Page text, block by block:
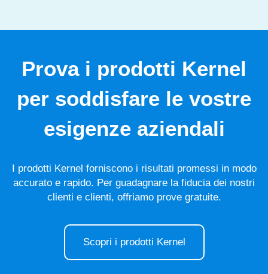
Prova i prodotti Kernel
per soddisfare le vostre
esigenze aziendali
I prodotti Kernel forniscono i risultati promessi in modo
accurato e rapido. Per guadagnare la fiducia dei nostri
clienti e clienti, offriamo prove gratuite.
Scopri i prodotti Kernel